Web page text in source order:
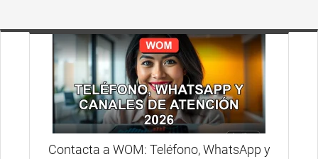
Contacta a WOM: Teléfono, WhatsApp y